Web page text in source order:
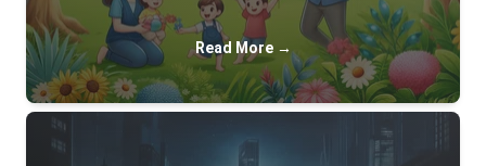
Read More →